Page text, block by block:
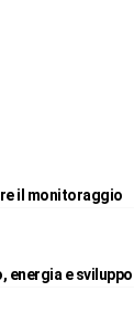
il monitoraggio
energia e sviluppo